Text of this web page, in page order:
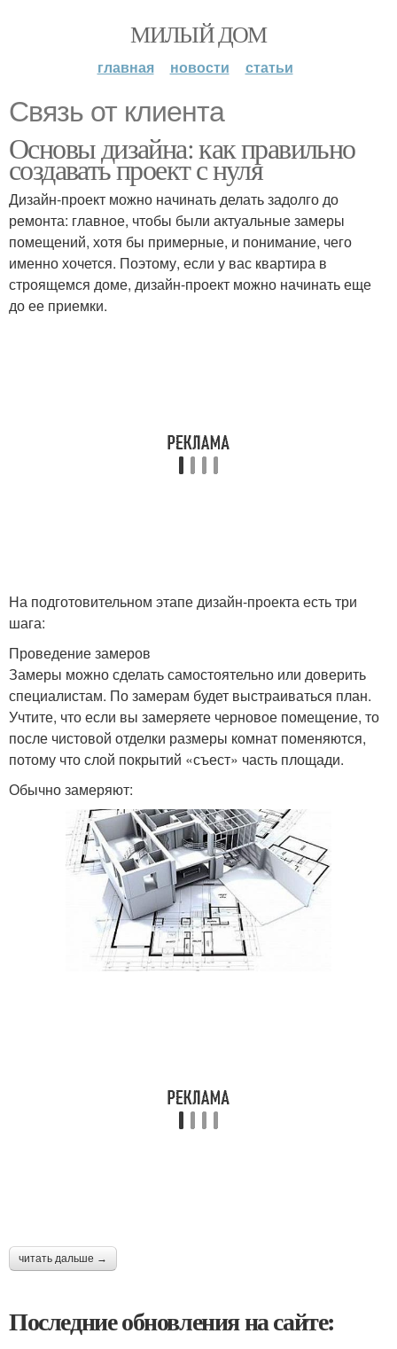
МИЛЫЙ ДОМ
главная новости статьи
Связь от клиента
Основы дизайна: как правильно
создавать проект с нуля
Дизайн-проект можно начинать делать задолго до
ремонта: главное, чтобы были актуальные замеры
помещений, хотя бы примерные, и понимание, чего
именно хочется. Поэтому, если у вас квартира в
строящемся доме, дизайн-проект можно начинать еще
до ее приемки.
На подготовительном этапе дизайн-проекта есть три
шага:
Проведение замеров
Замеры можно сделать самостоятельно или доверить
специалистам. По замерам будет выстраиваться план.
Учтите, что если вы замеряете черновое помещение, то
после чистовой отделки размеры комнат поменяются,
потому что слой покрытий «съест» часть площади.
Обычно замеряют:
читать дальше →
Последние обновления на сайте: